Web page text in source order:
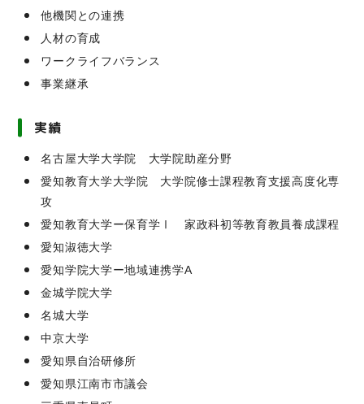
他機関との連携
人材の育成
ワークライフバランス
事業継承
実績
名古屋大学大学院 大学院助産分野
愛知教育大学大学院 大学院修士課程教育支援高度化専
攻
愛知教育大学ー保育学Ⅰ 家政科初等教育教員養成課程
愛知淑徳大学
愛知学院大学ー地域連携学A
金城学院大学
名城大学
中京大学
愛知県自治研修所
愛知県江南市市議会